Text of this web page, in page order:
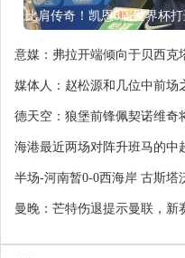
意媒：弗拉开端倾向于贝西克
媒体人：赵松源和几位中前场
德天空：狼堡前锋佩契诺维奇
海港最近两场对阵升班马的中
半场-河南暂0-0西海岸 古斯塔
曼晚：芒特伤退提示曼联，新